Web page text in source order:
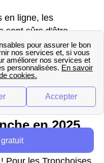
en ligne, les
sont sûrs d'être
pour réduire leur
leurs factures
précieux conseils et
tarifs de
en 2025
Obtenez les
Pour les Tronchoises